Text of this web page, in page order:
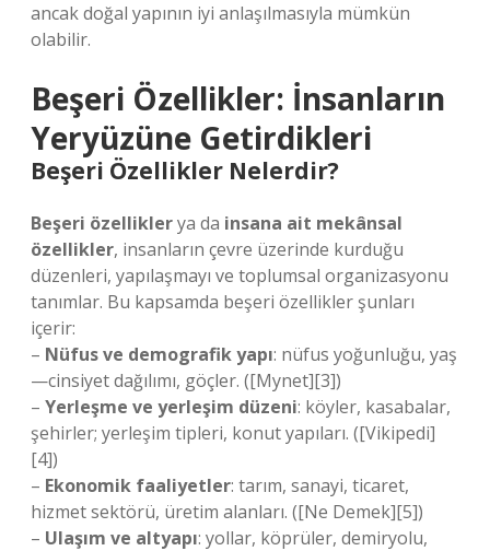
ancak doğal yapının iyi anlaşılmasıyla mümkün
olabilir.
Beşeri Özellikler: İnsanların
Yeryüzüne Getirdikleri
Beşeri Özellikler Nelerdir?
Beşeri özelliklerya da insana ait mekânsal
özellikler, insanların çevre üzerinde kurduğu
düzenleri, yapılaşmayı ve toplumsal organizasyonu
tanımlar. Bu kapsamda beşeri özellikler şunları
içerir:
– Nüfus ve demografik yapı: nüfus yoğunluğu, yaş
—cinsiyet dağılımı, göçler. ([Mynet][3])
– Yerleşme ve yerleşim düzeni: köyler, kasabalar,
şehirler; yerleşim tipleri, konut yapıları. ([Vikipedi]
[4])
– Ekonomik faaliyetler: tarım, sanayi, ticaret,
hizmet sektörü, üretim alanları. ([Ne Demek][5])
– Ulaşım ve altyapı: yollar, köprüler, demiryolu,